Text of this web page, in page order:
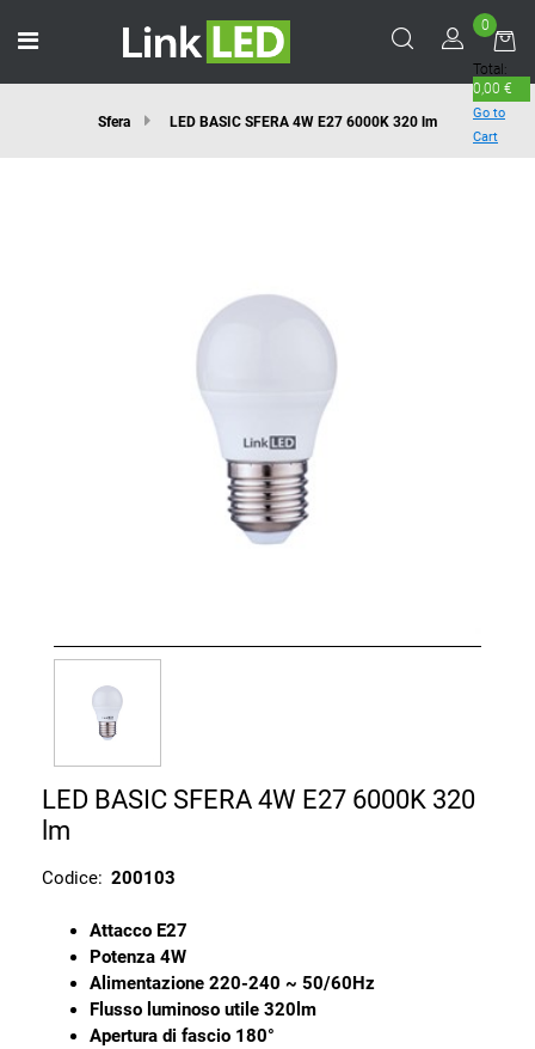
0
Total:
0,00 €
Go to
Cart
Sfera LED BASIC SFERA 4W E27 6000K 320 lm
LED BASIC SFERA 4W E27 6000K 320
lm
Codice: 200103
Attacco E27
Potenza 4W
Alimentazione 220-240 ~ 50/60Hz
Flusso luminoso utile 320lm
Apertura di fascio 180°